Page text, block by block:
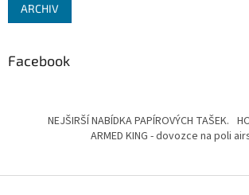
ARCHIV
Facebook
NEJŠIRŠÍ NABÍDKA PAPÍROVÝCH TAŠEK.
ARMED KING - dovozce na poli